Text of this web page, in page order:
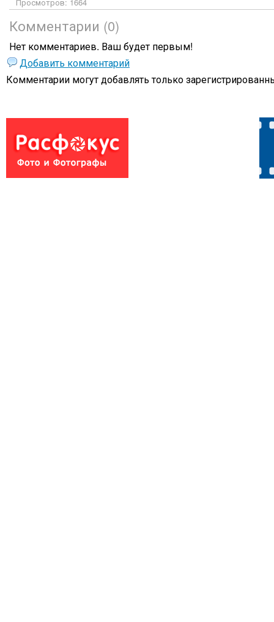
Комментарии (0)
Нет комментариев. Ваш будет первым!
Добавить комментарий
Комментарии могут добавлять только